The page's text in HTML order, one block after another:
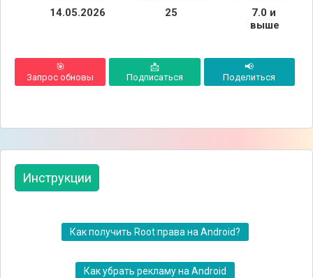
14.05.2026 25
7.0 и
выше
🎯
Запрос обновы
📩
Подписаться
📢
Поделиться
Инструкции
Как получить Root права на Android?
Как убрать рекламу на Android